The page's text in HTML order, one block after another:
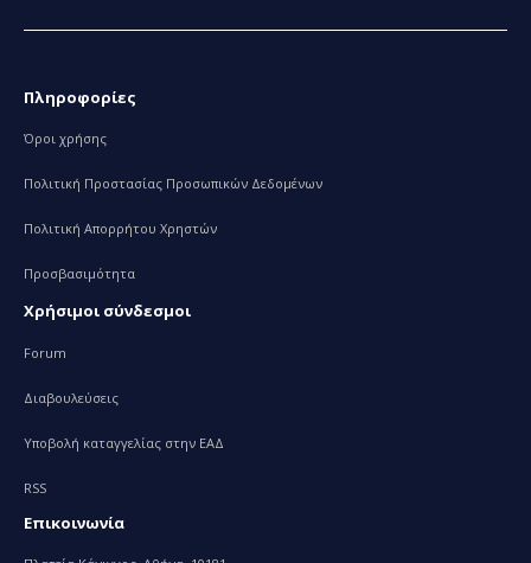
Πληροφορίες
Όροι χρήσης
Πολιτική Προστασίας Προσωπικών Δεδομένων
Πολιτική Απορρήτου Χρηστών
Προσβασιμότητα
Χρήσιμοι σύνδεσμοι
Forum
Διαβουλεύσεις
Υποβολή καταγγελίας στην ΕΑΔ
RSS
Επικοινωνία